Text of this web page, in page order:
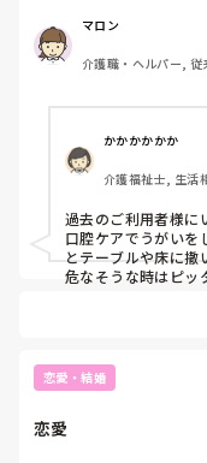
マロン
介護職・ヘルパー,
かかかかかか
介護福祉士, 生活
過去のご利用者様に
口腔ケアでうがいを
とテーブルや床に撒
危なそうな時はピッ
恋愛・結婚
恋愛